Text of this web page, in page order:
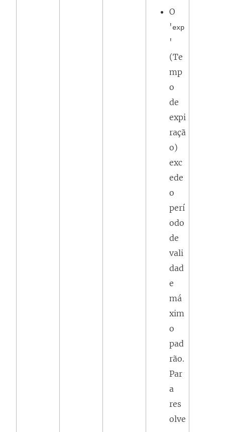
O
'exp
'
(Te
mp
o
de
expi
raçã
o)
exc
ede
o
perí
odo
de
vali
dad
e
má
xim
o
pad
rão.
Par
a
res
olve